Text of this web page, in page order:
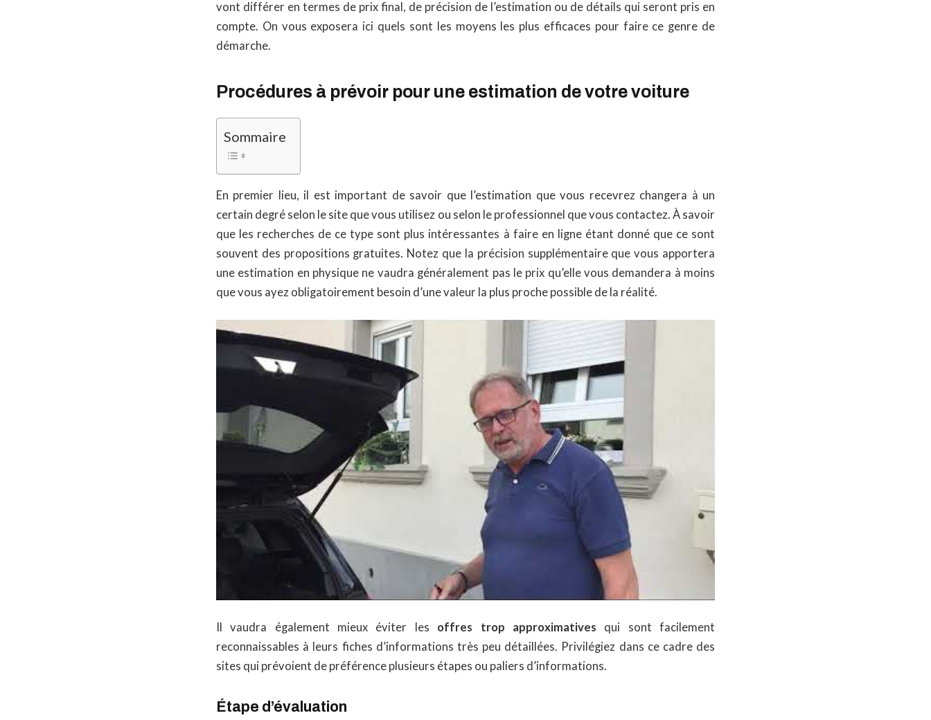
vont différer en termes de prix final, de précision de l’estimation ou de détails qui seront pris en
compte. On vous exposera ici quels sont les moyens les plus efficaces pour faire ce genre de
démarche.
Procédures à prévoir pour une estimation de votre voiture
Sommaire
En premier lieu, il est important de savoir que l’estimation que vous recevrez changera à un
certain degré selon le site que vous utilisez ou selon le professionnel que vous contactez. À savoir
que les recherches de ce type sont plus intéressantes à faire en ligne étant donné que ce sont
souvent des propositions gratuites. Notez que la précision supplémentaire que vous apportera
une estimation en physique ne vaudra généralement pas le prix qu’elle vous demandera à moins
que vous ayez obligatoirement besoin d’une valeur la plus proche possible de la réalité.
Il vaudra également mieux éviter les offres trop approximatives qui sont facilement
reconnaissables à leurs fiches d’informations très peu détaillées. Privilégiez dans ce cadre des
sites qui prévoient de préférence plusieurs étapes ou paliers d’informations.
Étape d’évaluation